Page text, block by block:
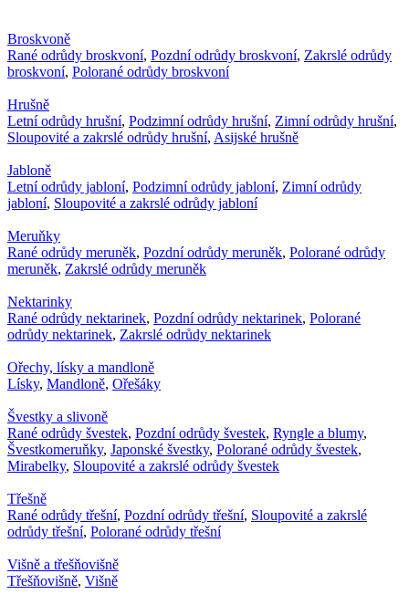
Broskvoně
Rané odrůdy broskvoní, Pozdní odrůdy broskvoní, Zakrslé odrůdy
broskvoní, Polorané odrůdy broskvoní
Hrušně
Letní odrůdy hrušní, Podzimní odrůdy hrušní, Zimní odrůdy hrušní,
Sloupovité a zakrslé odrůdy hrušní, Asijské hrušně
Jabloně
Letní odrůdy jabloní, Podzimní odrůdy jabloní, Zimní odrůdy
jabloní, Sloupovité a zakrslé odrůdy jabloní
Meruňky
Rané odrůdy meruněk, Pozdní odrůdy meruněk, Polorané odrůdy
meruněk, Zakrslé odrůdy meruněk
Nektarinky
Rané odrůdy nektarinek, Pozdní odrůdy nektarinek, Polorané
odrůdy nektarinek, Zakrslé odrůdy nektarinek
Ořechy, lísky a mandloně
Lísky, Mandloně, Ořešáky
Švestky a slivoně
Rané odrůdy švestek, Pozdní odrůdy švestek, Ryngle a blumy,
Švestkomeruňky, Japonské švestky, Polorané odrůdy švestek,
Mirabelky, Sloupovité a zakrslé odrůdy švestek
Třešně
Rané odrůdy třešní, Pozdní odrůdy třešní, Sloupovité a zakrslé
odrůdy třešní, Polorané odrůdy třešní
Višně a třešňovišně
Třešňovišně, Višně